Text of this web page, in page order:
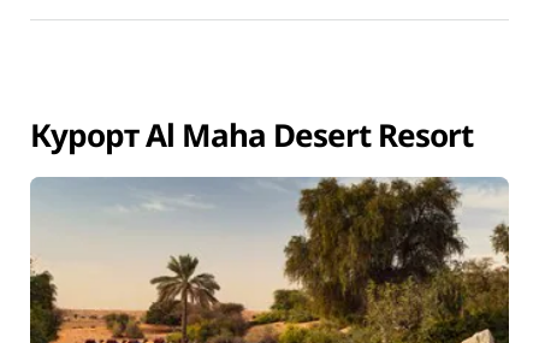
Курорт Al Maha Desert Resort